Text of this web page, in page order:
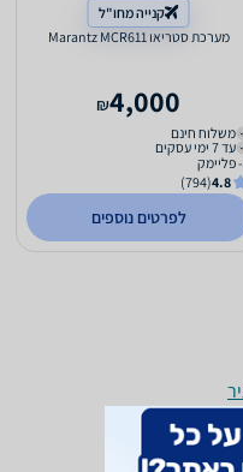
קנייה מחו"ל
מערכת סטריאו Marantz MCR611
4,000
₪
משלוח חינם
עד 7 ימי עסקים
פליימק
4.8
(794)
לפרטים נוספים